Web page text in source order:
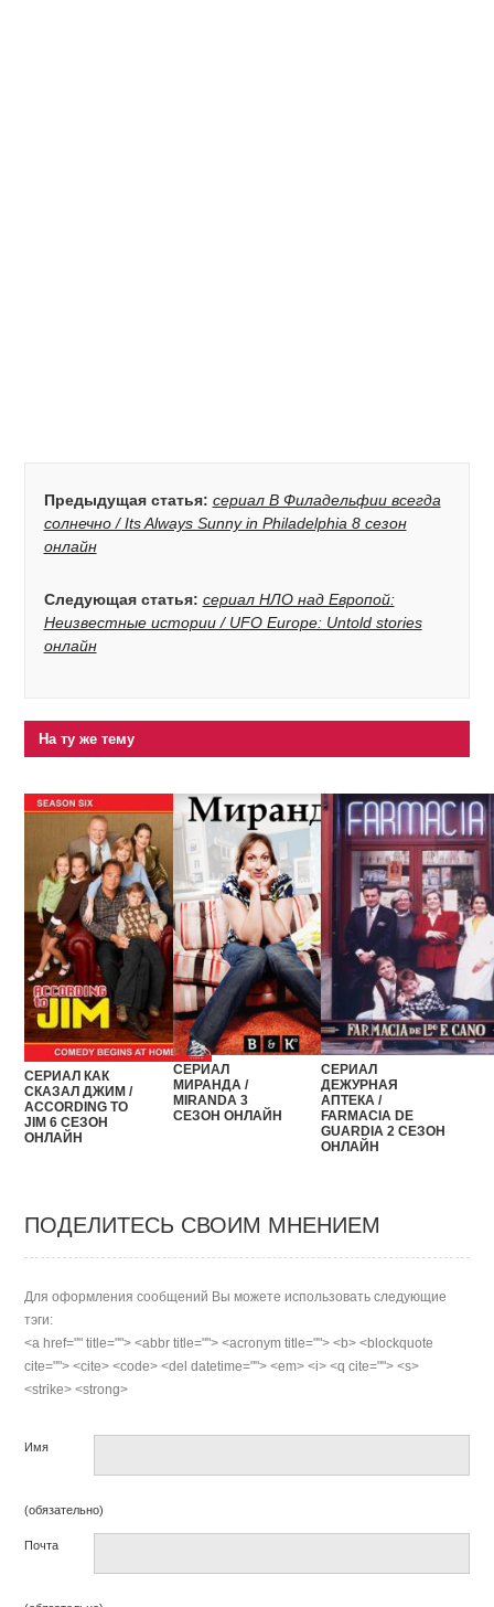
Предыдущая статья: сериал В Филадельфии всегда
солнечно / Its Always Sunny in Philadelphia 8 сезон
онлайн
Следующая статья: сериал НЛО над Европой:
Неизвестные истории / UFO Europe: Untold stories
онлайн
На ту же тему
СЕРИАЛ КАК
СКАЗАЛ ДЖИМ /
ACCORDING TO
JIM 6 СЕЗОН
ОНЛАЙН
СЕРИАЛ
МИРАНДА /
MIRANDA 3
СЕЗОН ОНЛАЙН
СЕРИАЛ
ДЕЖУРНАЯ
АПТЕКА /
FARMACIA DE
GUARDIA 2 СЕЗОН
ОНЛАЙН
ПОДЕЛИТЕСЬ СВОИМ МНЕНИЕМ
Для оформления сообщений Вы можете использовать следующие
тэги:
<a href="" title=""> <abbr title=""> <acronym title=""> <b> <blockquote
cite=""> <cite> <code> <del datetime=""> <em> <i> <q cite=""> <s>
<strike> <strong>
Имя
(обязательно)
Почта